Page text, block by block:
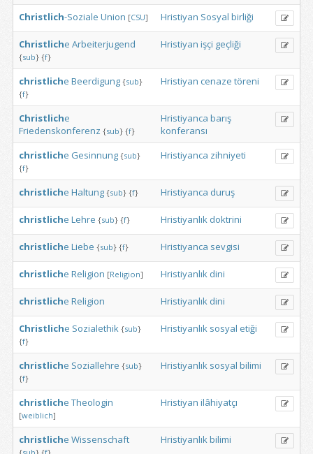
Christlich-Soziale Union [CSU] Hristiyan Sosyal birliği
Christliche Arbeiterjugend
{sub} {f}
Hristiyan işçi geçliği
christliche Beerdigung {sub}
{f}
Hristiyan cenaze töreni
Christliche
Friedenskonferenz {sub} {f}
Hristiyanca barış
konferansı
christliche Gesinnung {sub}
{f}
Hristiyanca zihniyeti
christliche Haltung {sub} {f} Hristiyanca duruş
christliche Lehre {sub} {f} Hristiyanlık doktrini
christliche Liebe {sub} {f} Hristiyanca sevgisi
christliche Religion [Religion] Hristiyanlık dini
christliche Religion Hristiyanlık dini
Christliche Sozialethik {sub}
{f}
Hristiyanlık sosyal etiği
christliche Soziallehre {sub}
{f}
Hristiyanlık sosyal bilimi
christliche Theologin
[weiblich]
Hristiyan ilâhiyatçı
christliche Wissenschaft Hristiyanlıkbilimi